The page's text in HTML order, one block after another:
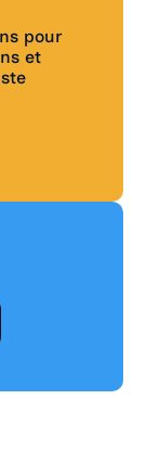
pour
et